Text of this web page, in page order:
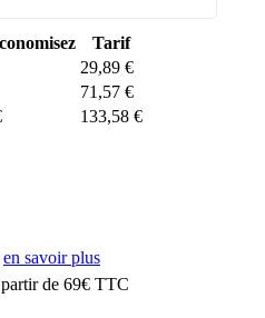
Tarif
29,89 €
71,57 €
133,58 €
en savoir plus
de 69€ TTC